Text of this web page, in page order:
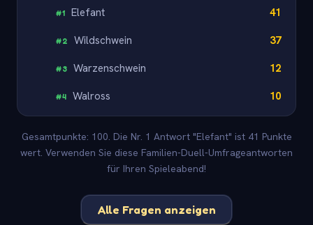
#1 Elefant 41
#2 Wildschwein 37
#3 Warzenschwein 12
#4 Walross 10
Gesamtpunkte: 100. Die Nr. 1 Antwort "Elefant" ist 41 Punkte
wert. Verwenden Sie diese Familien-Duell-Umfrageantworten
für Ihren Spieleabend!
Alle Fragen anzeigen